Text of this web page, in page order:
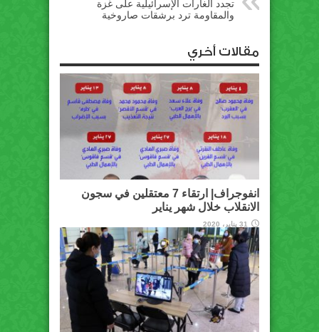
تجدد الغارات الإسرائيلية على غزة
والمقاومة ترد برشقات صاروخية
مقالات أخري
انفوجراف| ارتقاء 7 معتقلين في سجون
الانقلاب خلال شهر يناير
31 يناير، 2020